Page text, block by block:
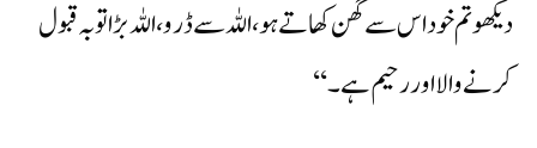
دیکھو تم خوداس سے گھن کھاتے ہو، اللہ سے ڈرو، اللہ بڑا توبہ قبول
کرنے والا اور رحیم ہے۔ ‘‘